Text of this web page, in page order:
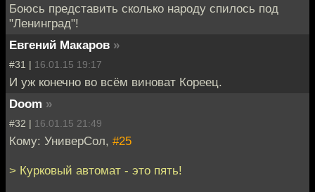
Боюсь представить сколько народу спилось под
"Ленинград"!
Евгений Макаров »
#31 | 16.01.15 19:17
И уж конечно во всём виноват Кореец.
Doom »
#32 | 16.01.15 21:49
Кому: УниверСол, #25
> Курковый автомат - это пять!